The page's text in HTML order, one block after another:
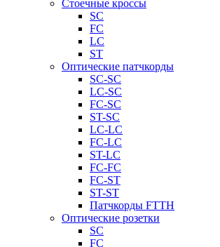
Стоечные кроссы
SC
FC
LC
ST
Оптические патчкорды
SC-SC
LC-SC
FC-SC
ST-SC
LC-LC
FC-LC
ST-LC
FC-FC
FC-ST
ST-ST
Патчкорды FTTH
Оптические розетки
SC
FC